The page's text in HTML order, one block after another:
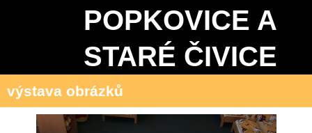
POPKOVICE A
STARÉ ČIVICE
výstava obrázků